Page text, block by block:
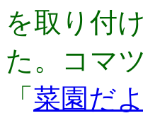
を取り付
た。コマ
「 菜園だ